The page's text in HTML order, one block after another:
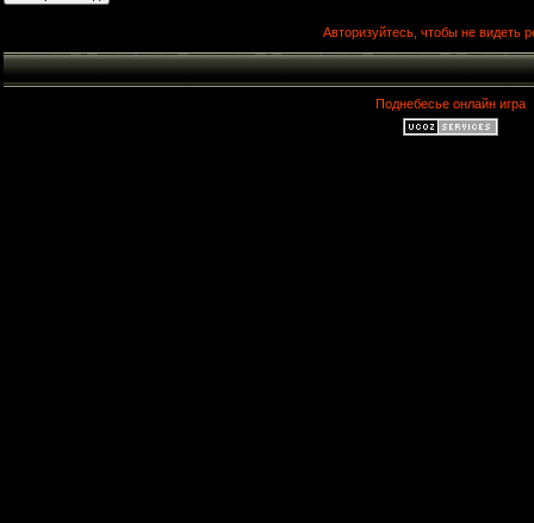
Авторизуйтесь, чтобы не видеть
Поднебесье онлайн игра